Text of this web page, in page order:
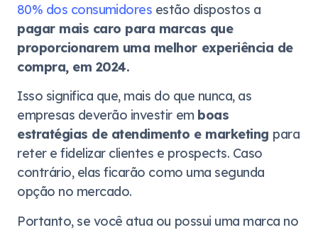
80% dos consumidores estão dispostos a
pagar mais caro para marcas que
proporcionarem uma melhor experiência de
compra, em 2024.
Isso significa que, mais do que nunca, as
empresas deverão investir em boas
estratégias de atendimento e marketing para
reter e fidelizar clientes e prospects. Caso
contrário, elas ficarão como uma segunda
opção no mercado.
Portanto, se você atua ou possui uma marca no